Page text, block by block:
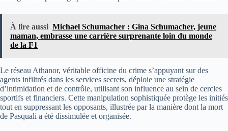
À lire aussi Michael Schumacher : Gina Schumacher, jeune
maman, embrasse une carrière surprenante loin du monde
de la F1
Le réseau Athanor, véritable officine du crime s’appuyant sur des
agents infiltrés dans les services secrets, déploie une stratégie
d’intimidation et de contrôle, utilisant son influence au sein de cercles
sportifs et financiers. Cette manipulation sophistiquée protège les initiés
tout en suppressant les opposants, illustrée par la manière dont la mort
de Pasquali a été dissimulée et organisée.